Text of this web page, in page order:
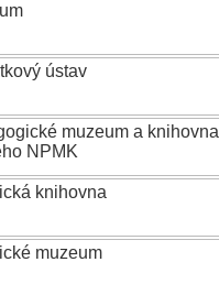
ústav
muzeum a knihovna
NPMK
knihovna
muzeum